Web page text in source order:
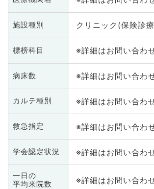
施設種別 クリニック(保険診
標榜科目 ※詳細はお問い合わ
病床数 ※詳細はお問い合わ
カルテ種別 ※詳細はお問い合わ
救急指定 ※詳細はお問い合わ
学会認定状況 ※詳細はお問い合わ
一日の
平均来院数
※詳細はお問い合わ